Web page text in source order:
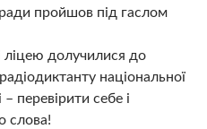
ради пройшов під гаслом
ліцею долучилися до
національної
перевірити себе і
слова!